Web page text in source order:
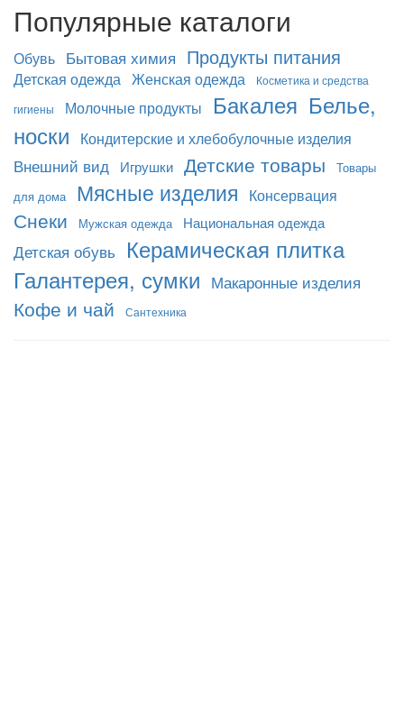
Популярные каталоги
Обувь Бытовая химия Продукты питания
Детская одежда Женская одежда
Косметика и средства
гигиены
Молочные продукты Бакалея Белье,
носки
Кондитерские и хлебобулочные изделия
Внешний вид Игрушки Детские товары
Товары
для дома
Мясные изделия Консервация
Снеки Мужская одежда Национальная одежда
Детская обувь Керамическая плитка
Галантерея, сумки Макаронные изделия
Кофе и чай Сантехника